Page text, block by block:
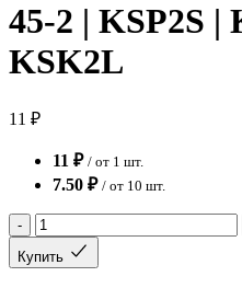
45-2 | KSP2S |
KSK2L
11 ₽
11 ₽ / от 1 шт.
7.50 ₽ / от 10 шт.
-
Купить